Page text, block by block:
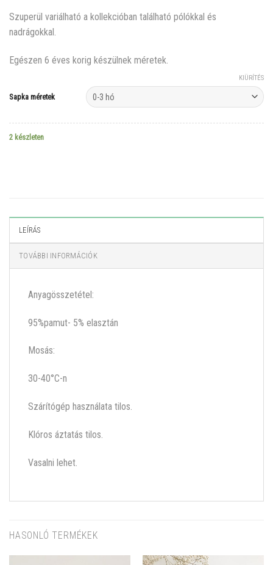
Szuperül variálható a kollekcióban található pólókkal és
nadrágokkal.
Egészen 6 éves korig készülnek méretek.
Sapka méretek
KIÜRÍTÉS
2 készleten
LEÍRÁS
TOVÁBBI INFORMÁCIÓK
Anyagösszetétel:
95%pamut- 5% elasztán
Mosás:
30-40°C-n
Szárítógép használata tilos.
Klóros áztatás tilos.
Vasalni lehet.
HASONLÓ TERMÉKEK